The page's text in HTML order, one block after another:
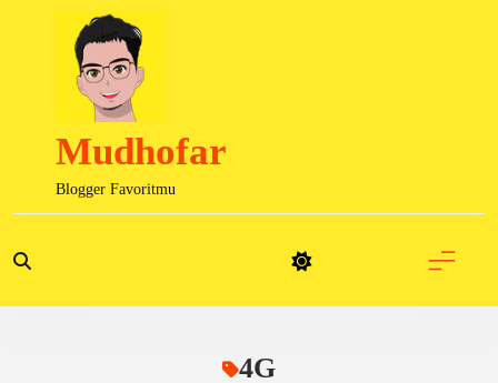
Mudhofar
Blogger Favoritmu
4G